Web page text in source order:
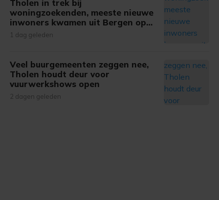
gemaakte keuze altijd wijzigen of intrekken.
Tholen in trek bij
woningzoekenden, meeste nieuwe
inwoners kwamen uit Bergen op
Zoom
1 dag geleden
Veel buurgemeenten zeggen nee,
Tholen houdt deur voor
vuurwerkshows open
2 dagen geleden